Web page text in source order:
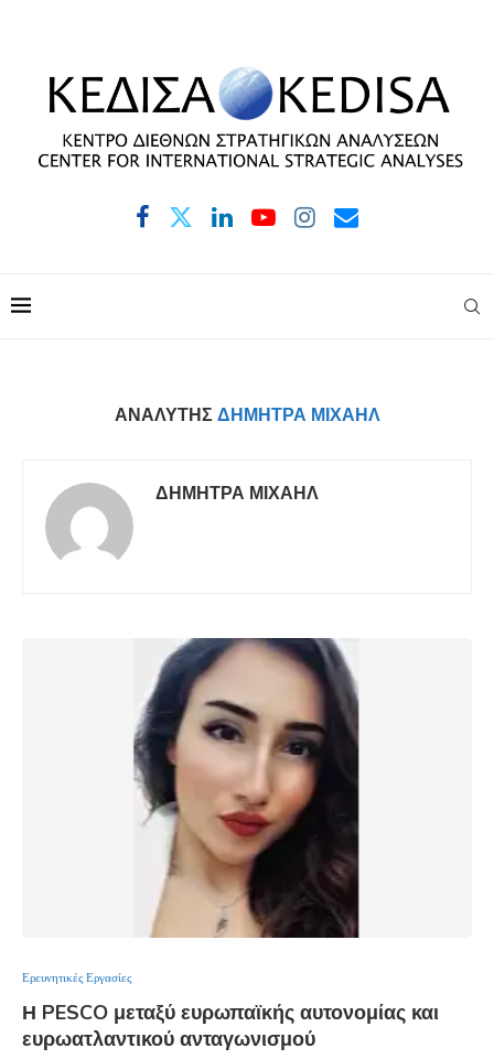
ΑΝΑΛΥΤΉΣΔΉΜΗΤΡΑ ΜΙΧΑΉΛ
ΔΉΜΗΤΡΑ ΜΙΧΑΉΛ
Ερευνητικές Εργασίες
Η PESCO μεταξύ ευρωπαϊκής αυτονομίας και
ευρωατλαντικού ανταγωνισμού